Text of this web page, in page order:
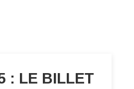
: LE BILLET